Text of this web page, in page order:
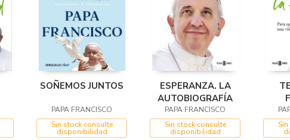
SOÑEMOS JUNTOS
PAPA FRANCISCO
Sin stock consulte
disponibilidad
ESPERANZA. LA
AUTOBIOGRAFÍA
PAPA FRANCISCO
Sin stock consulte
disponibilidad